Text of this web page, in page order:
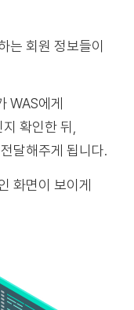
는 회원 정보들이
WAS에게
확인한 뒤,
달해주게 됩니다.
화면이 보이게